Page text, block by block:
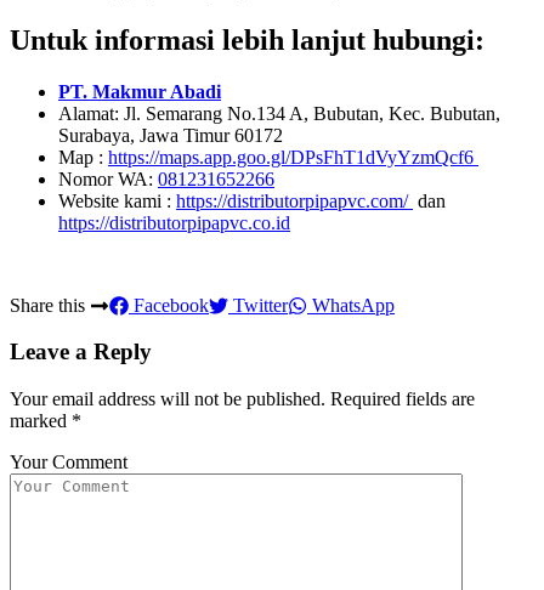
Untuk informasi lebih lanjut hubungi:
PT. Makmur Abadi
Alamat: Jl. Semarang No.134 A, Bubutan, Kec. Bubutan,
Surabaya, Jawa Timur 60172
Map : https://maps.app.goo.gl/DPsFhT1dVyYzmQcf6
Nomor WA: 081231652266
Website kami : https://distributorpipapvc.com/ dan
https://distributorpipapvc.co.id
Share this Facebook Twitter WhatsApp
Leave a Reply
Your email address will not be published. Required fields are
marked *
Your Comment